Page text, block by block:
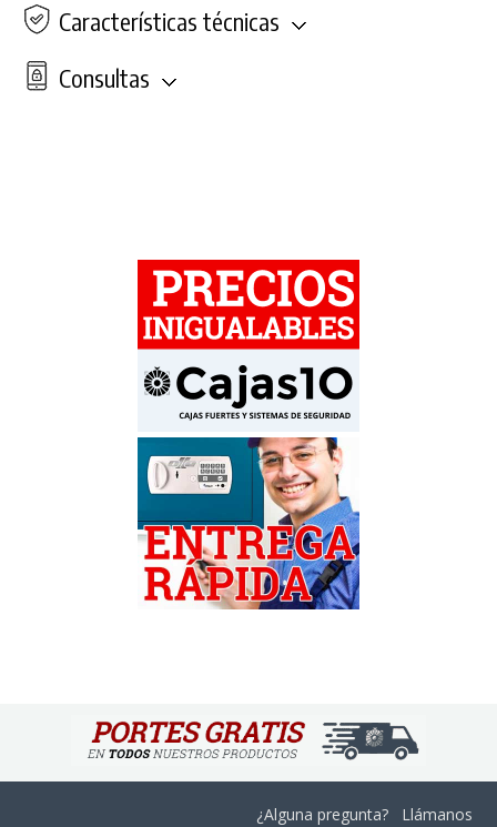
Características técnicas
Consultas
¿Alguna pregunta? Llámanos